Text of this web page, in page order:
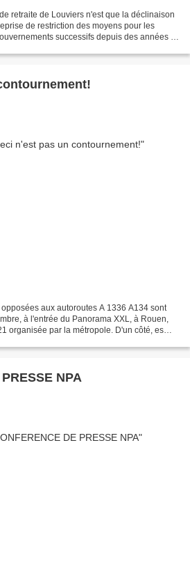
retraite de Louviers n'est que la déclinaison
de restriction des moyens pour les
successifs depuis des années et
aux autoroutes A 1336 A134 sont
à l'entrée du Panorama XXL, à Rouen,
organisée par la métropole. D'un côté, es
NPA